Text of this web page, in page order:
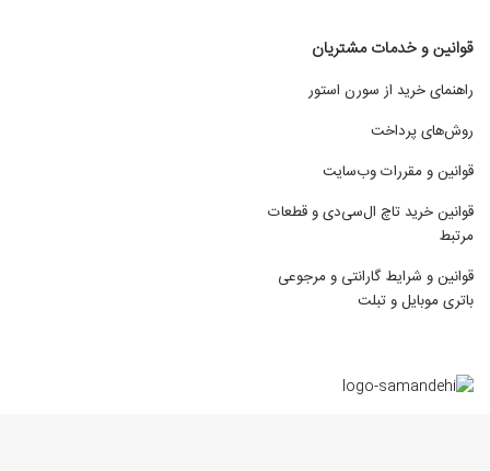
قوانین و خدمات مشتریان
راهنمای خرید از سورن استور
روش‌های پرداخت
قوانین و مقررات وب‌سایت
قوانین خرید تاچ ال‌سی‌دی و قطعات
مرتبط
قوانین و شرایط گارانتی و مرجوعی
باتری موبایل و تبلت